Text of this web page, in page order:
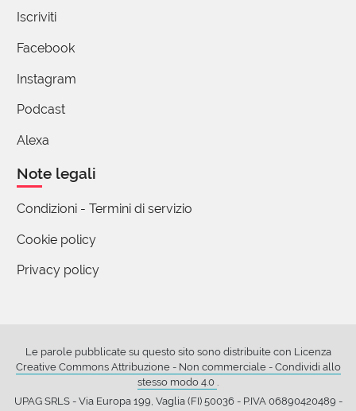
Iscriviti
Facebook
Instagram
Podcast
Alexa
Note legali
Condizioni - Termini di servizio
Cookie policy
Privacy policy
Le parole pubblicate su questo sito sono distribuite con Licenza
Creative Commons Attribuzione - Non commerciale - Condividi allo
stesso modo 4.0 .
UPAG SRLS - Via Europa 199, Vaglia (FI) 50036 - P.IVA 06890420489 -